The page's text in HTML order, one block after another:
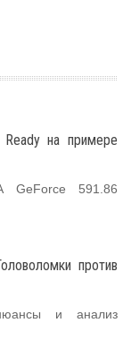
на примере
GeForce 591.86
против
и анализ